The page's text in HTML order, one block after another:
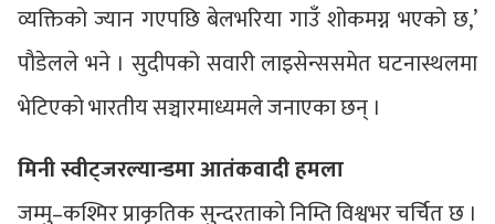
व्यक्तिको ज्यान गएपछि बेलभरिया गाउँ शोकमग्न भएको छ,’
पौडेलले भने । सुदीपको सवारी लाइसेन्ससमेत घटनास्थलमा
भेटिएको भारतीय सञ्चारमाध्यमले जनाएका छन् ।
मिनी स्वीट्जरल्यान्डमा आतंकवादी हमला
जम्मु–कश्मिर प्राकृतिक सुन्दरताको निम्ति विश्वभर चर्चित छ ।